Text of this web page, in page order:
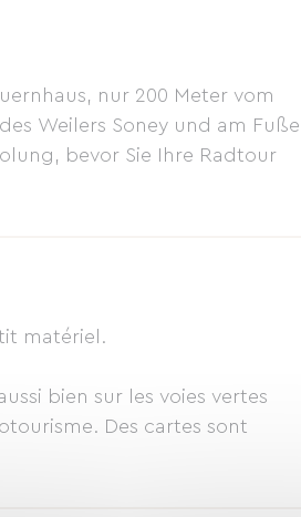
nur 200 Meter vom
Weilers Soney und am Fuße
bevor Sie Ihre Radtour
matériel.
bien sur les voies vertes
Des cartes sont